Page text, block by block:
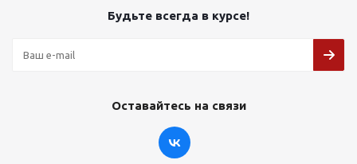
Будьте всегда в курсе!
Оставайтесь на связи